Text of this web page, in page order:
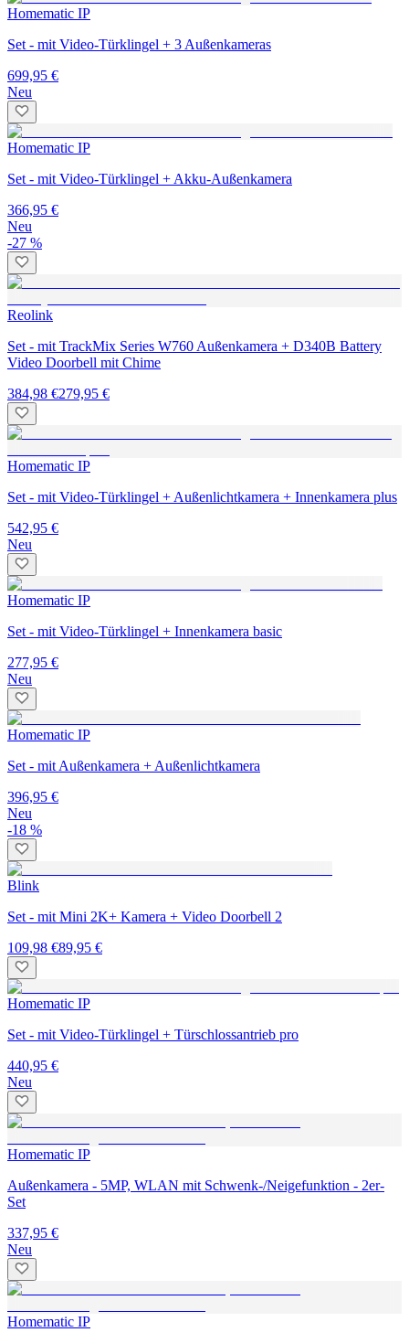
Homematic IP
Set - mit Video-Türklingel + 3 Außenkameras
699,95 €
Neu
Homematic IP
Set - mit Video-Türklingel + Akku-Außenkamera
366,95 €
Neu
-27 %
Reolink
Set - mit TrackMix Series W760 Außenkamera + D340B Battery
Video Doorbell mit Chime
384,98 €279,95 €
Homematic IP
Set - mit Video-Türklingel + Außenlichtkamera + Innenkamera plus
542,95 €
Neu
Homematic IP
Set - mit Video-Türklingel + Innenkamera basic
277,95 €
Neu
Homematic IP
Set - mit Außenkamera + Außenlichtkamera
396,95 €
Neu
-18 %
Blink
Set - mit Mini 2K+ Kamera + Video Doorbell 2
109,98 €89,95 €
Homematic IP
Set - mit Video-Türklingel + Türschlossantrieb pro
440,95 €
Neu
Homematic IP
Außenkamera - 5MP, WLAN mit Schwenk-/Neigefunktion - 2er-
Set
337,95 €
Neu
Homematic IP